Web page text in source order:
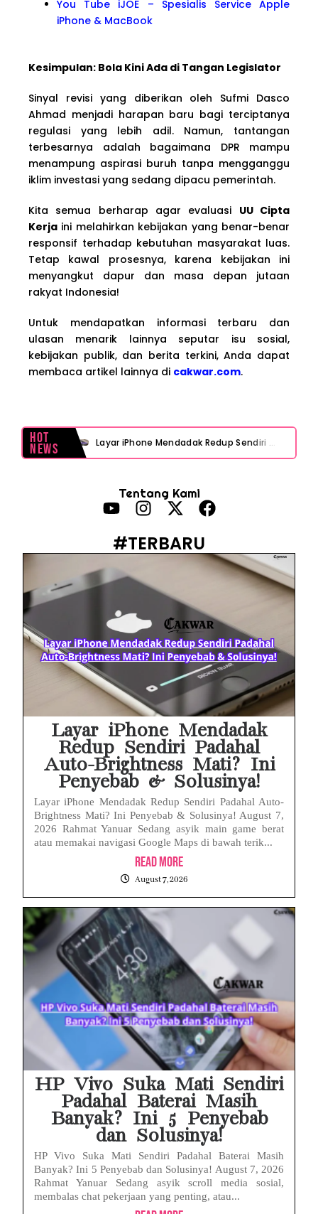
You Tube iJOE – Spesialis Service Apple
iPhone & MacBook
Kesimpulan: Bola Kini Ada di Tangan Legislator
Sinyal revisi yang diberikan oleh Sufmi Dasco
Ahmad menjadi harapan baru bagi terciptanya
regulasi yang lebih adil. Namun, tantangan
terbesarnya adalah bagaimana DPR mampu
menampung aspirasi buruh tanpa mengganggu
iklim investasi yang sedang dipacu pemerintah.
Kita semua berharap agar evaluasi UU Cipta
Kerja ini melahirkan kebijakan yang benar-benar
responsif terhadap kebutuhan masyarakat luas.
Tetap kawal prosesnya, karena kebijakan ini
menyangkut dapur dan masa depan jutaan
rakyat Indonesia!
Untuk mendapatkan informasi terbaru dan
ulasan menarik lainnya seputar isu sosial,
kebijakan publik, dan berita terkini, Anda dapat
membaca artikel lainnya di cakwar.com.
Hot
News Layar iPhone Mendadak Redup Sendiri Padahal Auto-Brightness Mati? Ini Penyebab & Solusinya!
Prabowo Sebut ‘Londo Ireng’, Ray Rangkuti Desak DPR Bersikap, Ini Ulasan Politiknya
MAKI Soroti Penahanan Eks Jampidsus Febrie Adriansyah Tanpa Rompi Pink
Babak Baru Kasus Febrie Adriansyah, Rencana Praperadilan Penyitaan Emas dan Uang Tunai Jadi Sorotan
Baterai Apple Watch Cepat Boros? Ini Penyebab dan Cara Mengatasinya
HP Huawei Cepat Panas? Ini Penyebab Utama dan Cara Mengatasinya
Tentang Kami
#TERBARU
Layar iPhone Mendadak
Redup Sendiri Padahal
Auto-Brightness Mati? Ini
Penyebab & Solusinya!
Layar iPhone Mendadak Redup Sendiri Padahal Auto-
Brightness Mati? Ini Penyebab & Solusinya! August 7,
2026 Rahmat Yanuar Sedang asyik main game berat
atau memakai navigasi Google Maps di bawah terik...
Read More
August 7, 2026
HP Vivo Suka Mati Sendiri
Padahal Baterai Masih
Banyak? Ini 5 Penyebab
dan Solusinya!
HP Vivo Suka Mati Sendiri Padahal Baterai Masih
Banyak? Ini 5 Penyebab dan Solusinya! August 7, 2026
Rahmat Yanuar Sedang asyik scroll media sosial,
membalas chat pekerjaan yang penting, atau...